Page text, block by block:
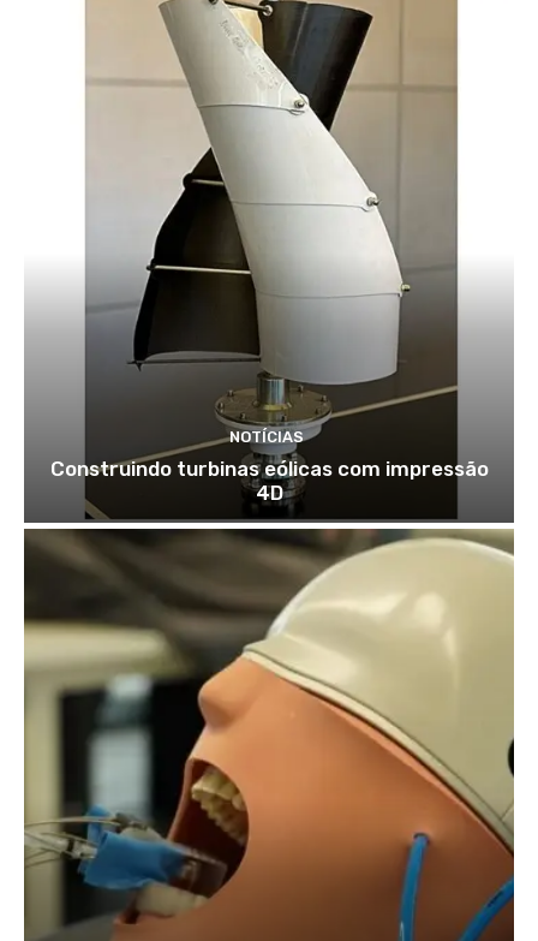
NOTÍCIAS
Construindo turbinas eólicas com impressão
4D